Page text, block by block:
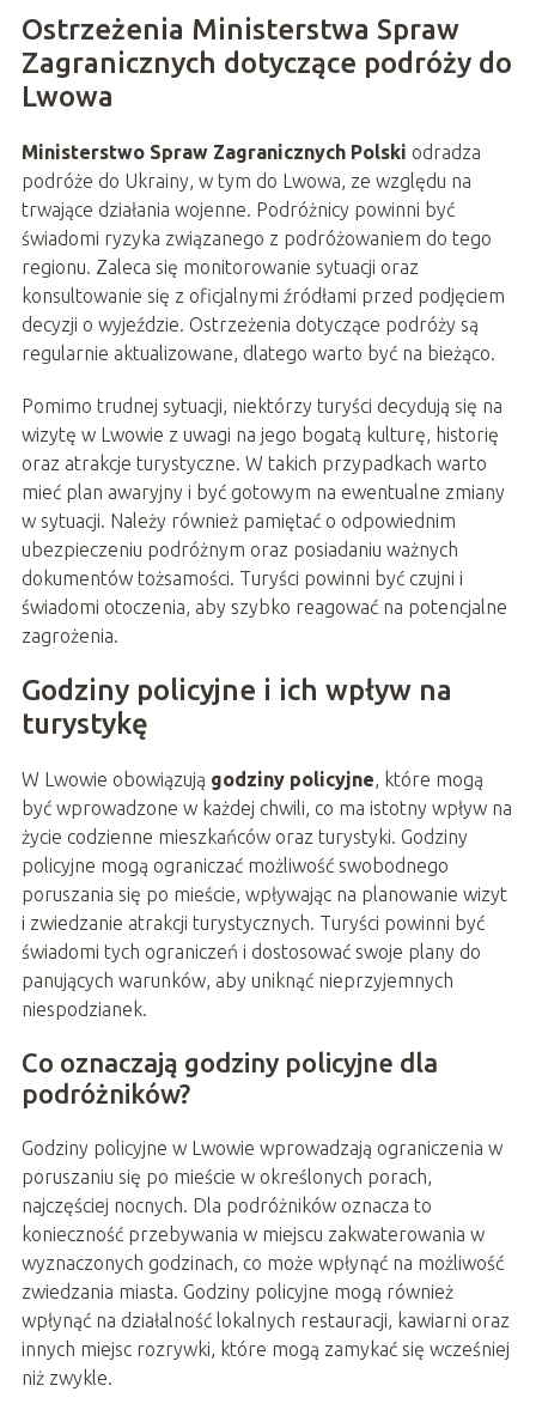
Ostrzeżenia Ministerstwa Spraw
Zagranicznych dotyczące podróży do
Lwowa
Ministerstwo Spraw Zagranicznych Polski odradza
podróże do Ukrainy, w tym do Lwowa, ze względu na
trwające działania wojenne. Podróżnicy powinni być
świadomi ryzyka związanego z podróżowaniem do tego
regionu. Zaleca się monitorowanie sytuacji oraz
konsultowanie się z oficjalnymi źródłami przed podjęciem
decyzji o wyjeździe. Ostrzeżenia dotyczące podróży są
regularnie aktualizowane, dlatego warto być na bieżąco.
Pomimo trudnej sytuacji, niektórzy turyści decydują się na
wizytę w Lwowie z uwagi na jego bogatą kulturę, historię
oraz atrakcje turystyczne. W takich przypadkach warto
mieć plan awaryjny i być gotowym na ewentualne zmiany
w sytuacji. Należy również pamiętać o odpowiednim
ubezpieczeniu podróżnym oraz posiadaniu ważnych
dokumentów tożsamości. Turyści powinni być czujni i
świadomi otoczenia, aby szybko reagować na potencjalne
zagrożenia.
Godziny policyjne i ich wpływ na
turystykę
W Lwowie obowiązują godziny policyjne, które mogą
być wprowadzone w każdej chwili, co ma istotny wpływ na
życie codzienne mieszkańców oraz turystyki. Godziny
policyjne mogą ograniczać możliwość swobodnego
poruszania się po mieście, wpływając na planowanie wizyt
i zwiedzanie atrakcji turystycznych. Turyści powinni być
świadomi tych ograniczeń i dostosować swoje plany do
panujących warunków, aby uniknąć nieprzyjemnych
niespodzianek.
Co oznaczają godziny policyjne dla
podróżników?
Godziny policyjne w Lwowie wprowadzają ograniczenia w
poruszaniu się po mieście w określonych porach,
najczęściej nocnych. Dla podróżników oznacza to
konieczność przebywania w miejscu zakwaterowania w
wyznaczonych godzinach, co może wpłynąć na możliwość
zwiedzania miasta. Godziny policyjne mogą również
wpłynąć na działalność lokalnych restauracji, kawiarni oraz
innych miejsc rozrywki, które mogą zamykać się wcześniej
niż zwykle.